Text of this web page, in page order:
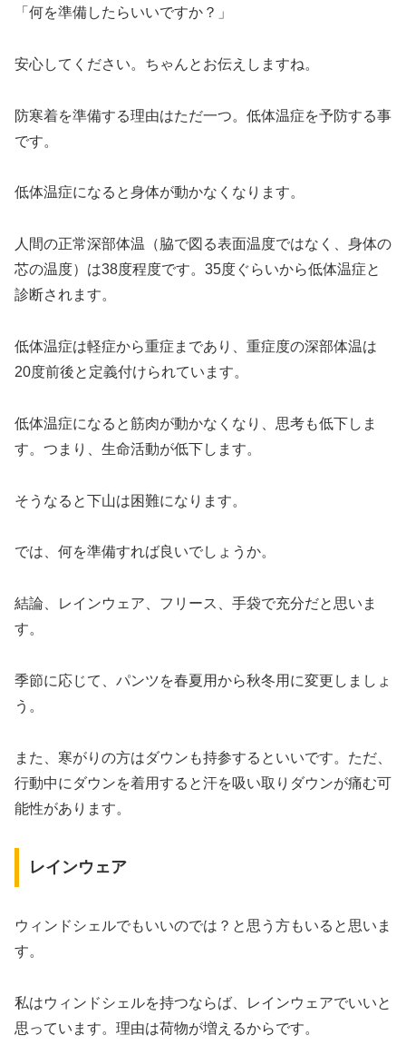
「何を準備したらいいですか？」
安心してください。ちゃんとお伝えしますね。
防寒着を準備する理由はただ一つ。低体温症を予防する事
です。
低体温症になると身体が動かなくなります。
人間の正常深部体温（脇で図る表面温度ではなく、身体の
芯の温度）は38度程度です。35度ぐらいから低体温症と
診断されます。
低体温症は軽症から重症まであり、重症度の深部体温は
20度前後と定義付けられています。
低体温症になると筋肉が動かなくなり、思考も低下しま
す。つまり、生命活動が低下します。
そうなると下山は困難になります。
では、何を準備すれば良いでしょうか。
結論、レインウェア、フリース、手袋で充分だと思いま
す。
季節に応じて、パンツを春夏用から秋冬用に変更しましょ
う。
また、寒がりの方はダウンも持参するといいです。ただ、
行動中にダウンを着用すると汗を吸い取りダウンが痛む可
能性があります。
レインウェア
ウィンドシェルでもいいのでは？と思う方もいると思いま
す。
私はウィンドシェルを持つならば、レインウェアでいいと
思っています。理由は荷物が増えるからです。